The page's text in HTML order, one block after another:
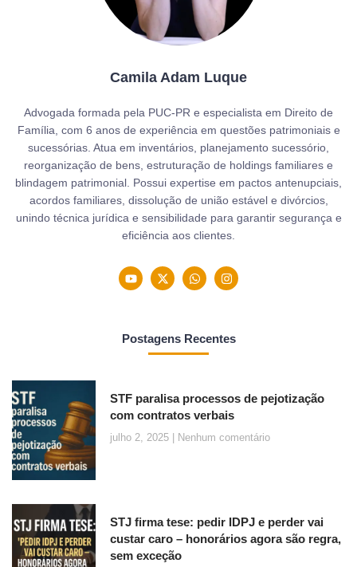
Camila Adam Luque
Advogada formada pela PUC-PR e especialista em Direito de
Família, com 6 anos de experiência em questões patrimoniais e
sucessórias. Atua em inventários, planejamento sucessório,
reorganização de bens, estruturação de holdings familiares e
blindagem patrimonial. Possui expertise em pactos antenupciais,
acordos familiares, dissolução de união estável e divórcios,
unindo técnica jurídica e sensibilidade para garantir segurança e
eficiência aos clientes.
Postagens Recentes
STF paralisa processos de pejotização
com contratos verbais
julho 2, 2025 Nenhum comentário
STJ firma tese: pedir IDPJ e perder vai
custar caro – honorários agora são regra,
sem exceção